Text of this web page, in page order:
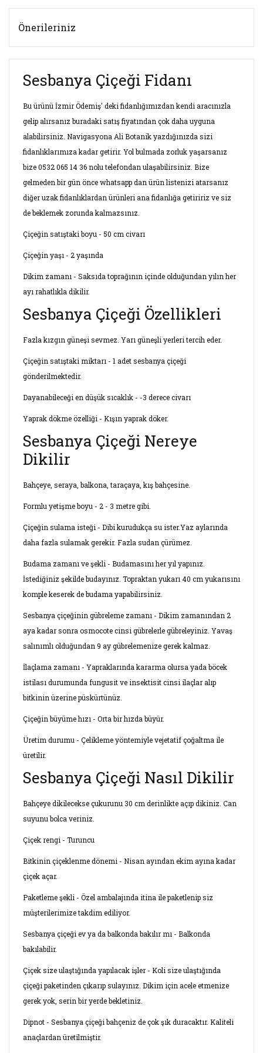
Önerileriniz
Sesbanya Çiçeği Fidanı
Bu ürünü İzmir Ödemiş' deki fidanlığımızdan kendi aracınızla
gelip alırsanız buradaki satış fiyatından çok daha uyguna
alabilirsiniz. Navigasyona Ali Botanik yazdığınızda sizi
fidanlıklarımıza kadar getirir. Yol bulmada zorluk yaşarsanız
bize 0532 065 14 36 nolu telefondan ulaşabilirsiniz. Bize
gelmeden bir gün önce whatsapp dan ürün listenizi atarsanız
diğer uzak fidanlıklardan ürünleri ana fidanlığa getiririz ve siz
de beklemek zorunda kalmazsınız.
Çiçeğin satıştaki boyu - 50 cm civarı
Çiçeğin yaşı - 2 yaşında
Dikim zamanı - Saksıda toprağının içinde olduğundan yılın her
ayı rahatlıkla dikilir.
Sesbanya Çiçeği Özellikleri
Fazla kızgın güneşi sevmez. Yarı güneşli yerleri tercih eder.
Çiçeğin satıştaki miktarı - 1 adet sesbanya çiçeği
gönderilmektedir.
Dayanabileceği en düşük sıcaklık - -3 derece civarı
Yaprak dökme özelliği - Kışın yaprak döker.
Sesbanya Çiçeği Nereye
Dikilir
Bahçeye, seraya, balkona, taraçaya, kış bahçesine.
Formlu yetişme boyu - 2 - 3 metre gibi.
Çiçeğin sulama isteği - Dibi kurudukça su ister.Yaz aylarında
daha fazla sulamak gerekir. Fazla sudan çürümez.
Budama zamanı ve şekli - Budamasını her yıl yapınız.
İstediğiniz şekilde budayınız. Topraktan yukarı 40 cm yukarısını
komple keserek de budama yapabilirsiniz.
Sesbanya çiçeğinin gübreleme zamanı - Dikim zamanından 2
aya kadar sonra osmocote cinsi gübrelerle gübreleyiniz. Yavaş
salınımlı olduğundan 9 ay gübrelemenize gerek kalmaz.
İlaçlama zamanı - Yapraklarında kararma olursa yada böcek
istilası durumunda fungusit ve insektisit cinsi ilaçlar alıp
bitkinin üzerine püskürtünüz.
Çiçeğin büyüme hızı - Orta bir hızda büyür.
Üretim durumu - Çelikleme yöntemiyle vejetatif çoğaltma ile
üretilir.
Sesbanya Çiçeği Nasıl Dikilir
Bahçeye dikilecekse çukurunu 30 cm derinlikte açıp dikiniz. Can
suyunu bolca veriniz.
Çiçek rengi - Turuncu
Bitkinin çiçeklenme dönemi - Nisan ayından ekim ayına kadar
çiçek açar.
Paketleme şekli - Özel ambalajında itina ile paketlenip siz
müşterilerimize takdim ediliyor.
Sesbanya çiçeği ev ya da balkonda bakılır mı - Balkonda
bakılabilir.
Çiçek size ulaştığında yapılacak işler - Koli size ulaştığında
çiçeği paketinden çıkarıp sulayınız. Dikim için acele etmenize
gerek yok, serin bir yerde bekletiniz.
Dipnot - Sesbanya çiçeği bahçeniz de çok şık duracaktır. Kaliteli
anaçlardan üretilmiştir.